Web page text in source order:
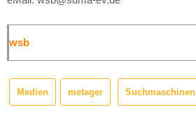
wsb
Medien metager Suchmaschinen